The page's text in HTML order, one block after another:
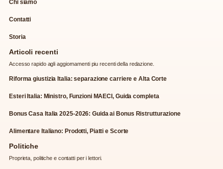
Chi siamo
Contatti
Storia
Articoli recenti
Accesso rapido agli aggiornamenti piu recenti della redazione.
Riforma giustizia Italia: separazione carriere e Alta Corte
Esteri Italia: Ministro, Funzioni MAECI, Guida completa
Bonus Casa Italia 2025-2026: Guida ai Bonus Ristrutturazione
Alimentare Italiano: Prodotti, Piatti e Scorte
Politiche
Proprieta, politiche e contatti per i lettori.